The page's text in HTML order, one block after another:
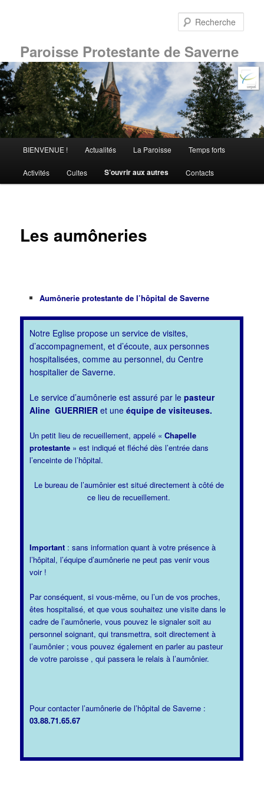
Paroisse Protestante de Saverne
principal
BIENVENUE ! Actualités La Paroisse Temps forts
Activités Cultes S’ouvrir aux autres Contacts
Les aumôneries
Aumônerie protestante de l’hôpital de Saverne
Notre Eglise propose un service de visites,
d’accompagnement, et d’écoute, aux personnes
hospitalisées, comme au personnel, du Centre
hospitalier de Saverne.
Le service d’aumônerie est assuré par lepasteur
Aline GUERRIERet uneéquipe de visiteuses.
Un petit lieu de recueillement, appelé «Chapelle
protestante » est indiqué et fléché dès l’entrée dans
l’enceinte de l’hôpital.
Le bureau de l’aumônier est situé directement à côté de
ce lieu de recueillement.
Important : sans information quant à votre présence à
l’hôpital, l’équipe d’aumônerie ne peut pas venir vous
voir !
Par conséquent, si vous-même, ou l’un de vos proches,
êtes hospitalisé, et que vous souhaitez une visite dans le
cadre de l’aumônerie, vous pouvez le signaler soit au
personnel soignant, qui transmettra, soit directement à
l’aumônier ; vous pouvez également en parler au pasteur
de votre paroisse , qui passera le relais à l’aumônier.
Pour contacter l’aumônerie de l’hôpital de Saverne :
03.88.71.65.67